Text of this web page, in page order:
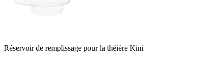
Réservoir de remplissage pour la théière Kini